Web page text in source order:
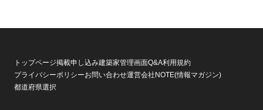
トップページ掲載申し込み建築家管理画面Q&A利用規約
プライバシーポリシーお問い合わせ運営会社NOTE(情報マガジン)
都道府県選択